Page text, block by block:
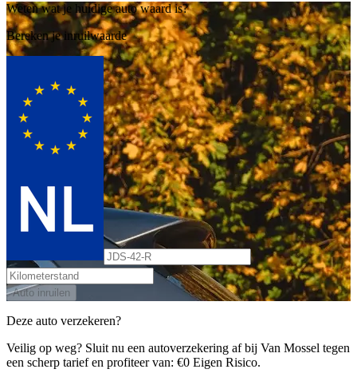
Weten wat je huidige auto waard is?
Bereken je inruilwaarde
Auto inruilen
Deze auto verzekeren?
Veilig op weg? Sluit nu een autoverzekering af bij Van Mossel tegen
een scherp tarief en profiteer van: €0 Eigen Risico.